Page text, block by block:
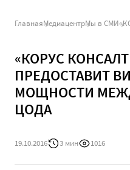
ГлавнаяМедиацентрМы в СМИ
«КОРУС
ПРЕДОСТАВИТ
МОЩНОСТИ
ЦОДА
19.10.2016 3 мин 1016